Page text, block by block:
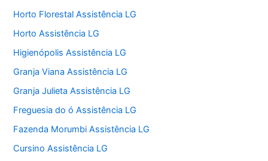
Horto Florestal Assistência LG
Horto Assistência LG
Higienópolis Assistência LG
Granja Viana Assistência LG
Granja Julieta Assistência LG
Freguesia do ó Assistência LG
Fazenda Morumbi Assistência LG
Cursino Assistência LG